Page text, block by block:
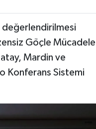
değerlendirilmesi
Göçle Mücadele
Mardin ve
Konferans Sistemi